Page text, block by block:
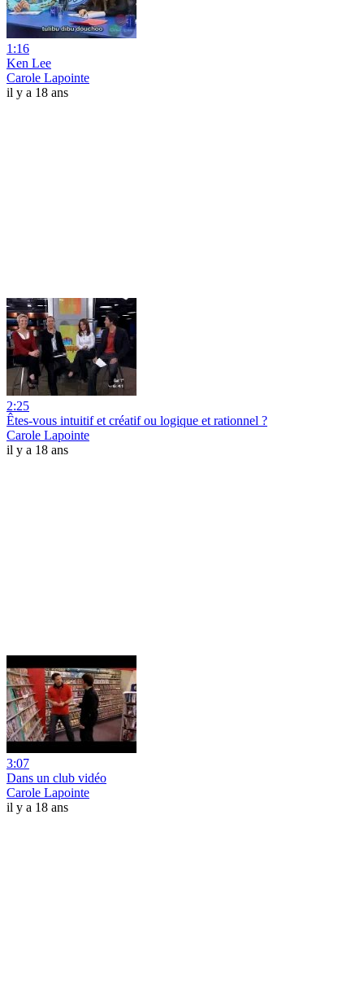
1:16
Ken Lee
Carole Lapointe
il y a 18 ans
2:25
Êtes-vous intuitif et créatif ou logique et rationnel ?
Carole Lapointe
il y a 18 ans
3:07
Dans un club vidéo
Carole Lapointe
il y a 18 ans